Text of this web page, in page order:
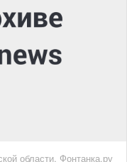
области, Фонтанка.ру